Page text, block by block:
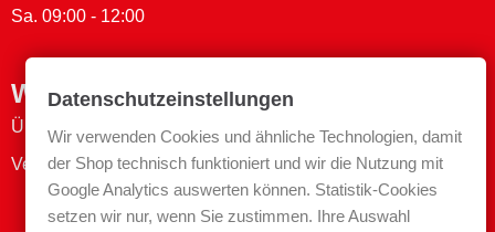
Sa. 09:00 - 12:00
Wichtige Links
Über uns
Versand- & Zahlungsmethoden
Datenschutzeinstellungen
Wir verwenden Cookies und ähnliche Technologien, damit
der Shop technisch funktioniert und wir die Nutzung mit
Google Analytics auswerten können. Statistik-Cookies
setzen wir nur, wenn Sie zustimmen. Ihre Auswahl